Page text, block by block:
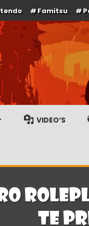
Famitsu
gameplay streams
VIDEO’S
te